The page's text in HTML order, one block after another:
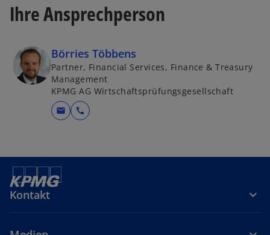
Ihre Ansprechperson
Börries Többens
Partner, Financial Services, Finance & Treasury
Management
KPMG AG Wirtschaftsprüfungsgesellschaft
mail call
Kontakt